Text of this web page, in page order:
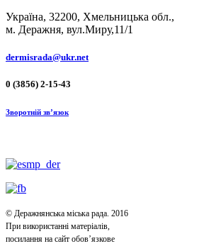
Україна, 32200, Хмельницька обл.,
м. Деражня, вул.Миру,11/1
dermisrada@ukr.net
0 (3856) 2-15-43
Зворотній зв’язок
© Деражнянська міська рада. 2016
При використанні матеріалів,
посилання на сайт обов’язкове